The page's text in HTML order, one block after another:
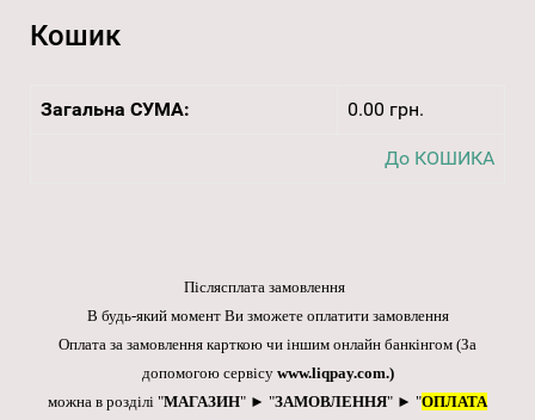
Кошик
Загальна СУМА: 0.00 грн.
До КОШИКА
Післясплата замовлення
В будь-який момент Ви зможете оплатити замовлення
Оплата за замовлення карткою чи іншим онлайн банкінгом (За
допомогою сервісу www.liqpay.com.)
можна в розділі "МАГАЗИН" ► "ЗАМОВЛЕННЯ" ► "ОПЛАТА